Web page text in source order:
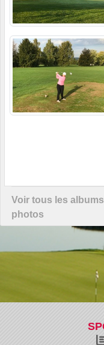
Voir tous les albums
photos